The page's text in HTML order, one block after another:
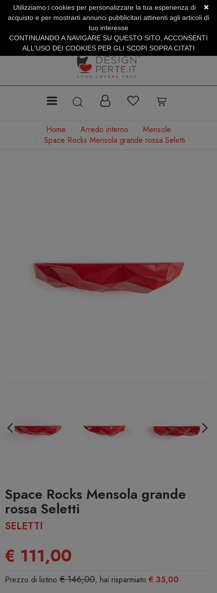
SERVIZIO CLIENTI +39.0773.470.562
SUMMER SALES | Fino al 40% di Sconto
Home Arredo interno
Mensole
Space Rocks Mensola grande rossa Seletti
Space Rocks Mensola grande
rossa Seletti
SELETTI
€ 111,00
Prezzo di listino € 146,00, hai risparmiato € 35,00
✖
Utilizziamo i cookies per personalizzare la tua esperienza di
acquisto e per mostrarti annunci pubblicitari attinenti agli articoli di
tuo interesse
CONTINUANDO A NAVIGARE SU QUESTO SITO, ACCONSENTI
ALL'USO DEI COOKIES PER GLI SCOPI SOPRA CITATI